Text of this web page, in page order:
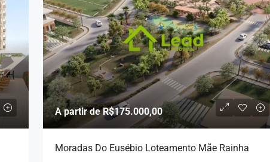
A partir deR$175.000,00
Moradas Do Eusébio Loteamento Mãe Rainha